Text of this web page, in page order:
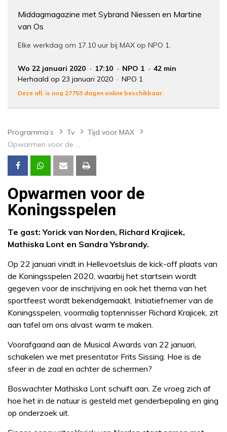
Middagmagazine met Sybrand Niessen en Martine
van Os
Elke werkdag om 17.10 uur bij MAX op NPO 1.
Wo 22 januari 2020 17:10 NPO 1
42 min
Herhaald op 23 januari 2020
NPO 1
Deze afl. is nog 27753 dagen online beschikbaar.
Programma’s Tv
Tijd voor MAX
Opwarmen voor de Koningsspelen
Opwarmen voor de
Koningsspelen
Te gast: Yorick van Norden, Richard Krajicek,
Mathiska Lont en Sandra Ysbrandy.
Op 22 januari vindt in Hellevoetsluis de kick-off plaats van
de Koningsspelen 2020, waarbij het startsein wordt
gegeven voor de inschrijving en ook het thema van het
sportfeest wordt bekendgemaakt. Initiatiefnemer van de
Koningsspelen, voormalig toptennisser Richard Krajicek, zit
aan tafel om ons alvast warm te maken.
Voorafgaand aan de Musical Awards van 22 januari,
schakelen we met presentator Frits Sissing. Hoe is de
sfeer in de zaal en achter de schermen?
Boswachter Mathiska Lont schuift aan. Ze vroeg zich af
hoe het in de natuur is gesteld met genderbepaling en ging
op onderzoek uit.